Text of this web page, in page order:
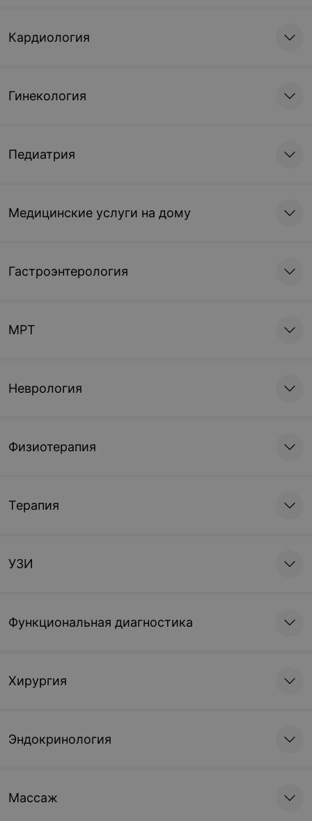
Кардиология
Гинекология
Педиатрия
Медицинские услуги на дому
Гастроэнтерология
МРТ
Неврология
Физиотерапия
Терапия
УЗИ
Функциональная диагностика
Хирургия
Эндокринология
Массаж